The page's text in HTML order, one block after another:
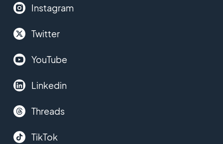
Instagram
Twitter
YouTube
Linkedin
Threads
TikTok